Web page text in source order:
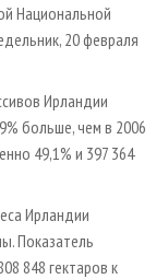
Национальной
20 февраля
Ирландии
больше, чем в 2006
49,1% и 397 364
Ирландии
Показатель
848 гектаров к